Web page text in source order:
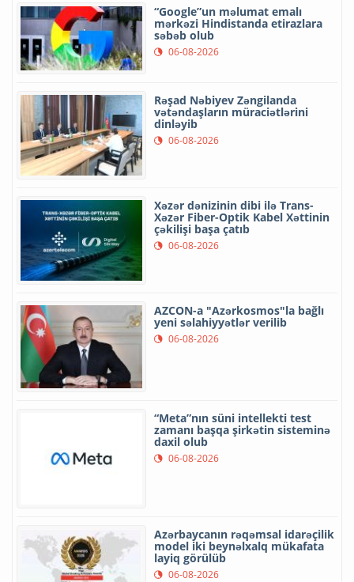
“Google”un məlumat emalı
mərkəzi Hindistanda etirazlara
səbəb olub
06-08-2026
Rəşad Nəbiyev Zəngilanda
vətəndaşların müraciətlərini
dinləyib
06-08-2026
Xəzər dənizinin dibi ilə Trans-
Xəzər Fiber-Optik Kabel Xəttinin
çəkilişi başa çatıb
06-08-2026
AZCON-a "Azərkosmos"la bağlı
yeni səlahiyyətlər verilib
06-08-2026
“Meta”nın süni intellekti test
zamanı başqa şirkətin sisteminə
daxil olub
06-08-2026
Azərbaycanın rəqəmsal idarəçilik
model iki beynəlxalq mükafata
layiq görülüb
06-08-2026